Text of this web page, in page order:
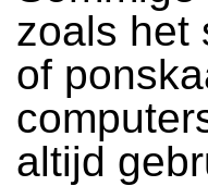
zoals het
of
altijd